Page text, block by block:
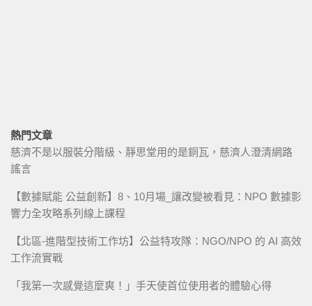
熱門文章
慈濟不是以服裝分階級、靜思堂用的是銅瓦，慈濟人澄清網路
謠言
【數據賦能 公益創新】8、10月場_讓改變被看見：NPO 數據影
響力全攻略系列線上課程
【北區-進階型技術工作坊】公益特攻隊：NGO/NPO 的 AI 高效
工作流實戰
「我第一次感覺這麼爽！」手天使首位使用者的體驗心得